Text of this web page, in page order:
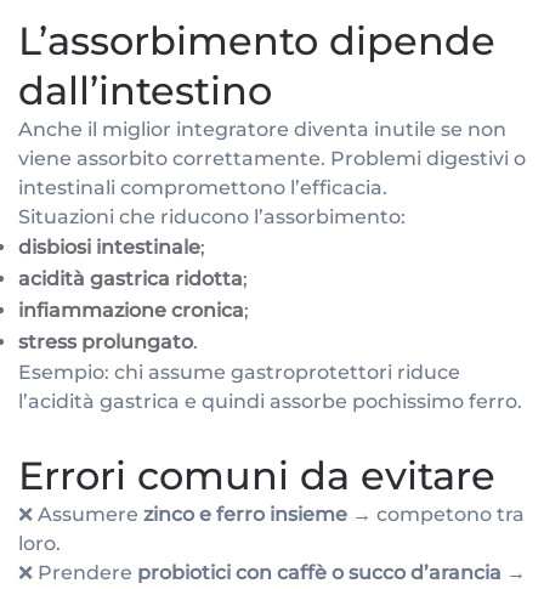
L’assorbimento dipende
dall’intestino
Anche il miglior integratore diventa inutile se non
viene assorbito correttamente. Problemi digestivi o
intestinali compromettono l’efficacia.
Situazioni che riducono l’assorbimento:
disbiosi intestinale;
acidità gastrica ridotta;
infiammazione cronica;
stress prolungato.
Esempio: chi assume gastroprotettori riduce
l’acidità gastrica e quindi assorbe pochissimo ferro.
Errori comuni da evitare
❌ Assumere zinco e ferro insieme → competono tra
loro.
❌ Prendere probiotici con caffè o succo d’arancia →